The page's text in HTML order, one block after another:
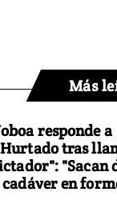
Más
responde a
tras
"Sacan
en